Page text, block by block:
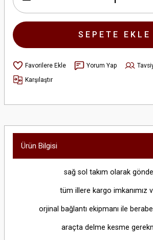
SEPETE EKLE
Yorum Yap
Karşılaştır
Ürün Bilgisi
sağ sol takım olarak
tüm illere kargo imkanımız
orjinal bağlantı ekipmanı ile
araçta delme kesme